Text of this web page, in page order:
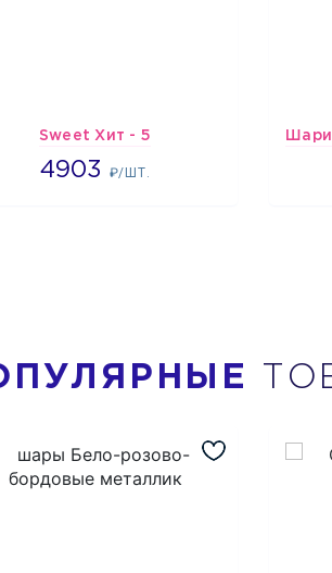
Sweet Хит - 5
4903 ₽/ШТ.
4903